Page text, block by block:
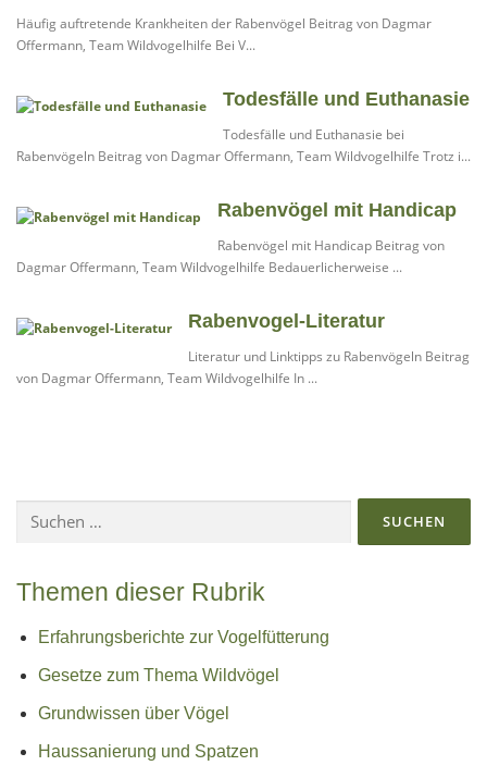
Häufig auftretende Krankheiten der Rabenvögel Beitrag von Dagmar
Offermann, Team Wildvogelhilfe Bei V...
Todesfälle und Euthanasie
Todesfälle und Euthanasie bei
Rabenvögeln Beitrag von Dagmar Offermann, Team Wildvogelhilfe Trotz i...
Rabenvögel mit Handicap
Rabenvögel mit Handicap Beitrag von
Dagmar Offermann, Team Wildvogelhilfe Bedauerlicherweise ...
Rabenvogel-Literatur
Literatur und Linktipps zu Rabenvögeln Beitrag
von Dagmar Offermann, Team Wildvogelhilfe In ...
nach:
Themen dieser Rubrik
Erfahrungsberichte zur Vogelfütterung
Gesetze zum Thema Wildvögel
Grundwissen über Vögel
Haussanierung und Spatzen